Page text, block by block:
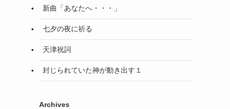
新曲「あなたへ・・・」
七夕の夜に祈る
天津祝詞
封じられていた神が動き出す１
Archives